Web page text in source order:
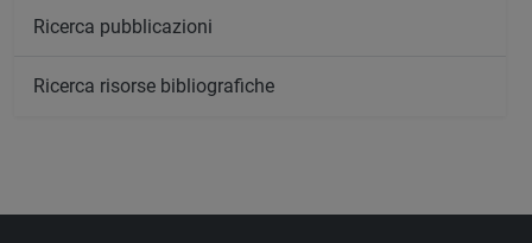
Ricerca pubblicazioni
Ricerca risorse bibliografiche